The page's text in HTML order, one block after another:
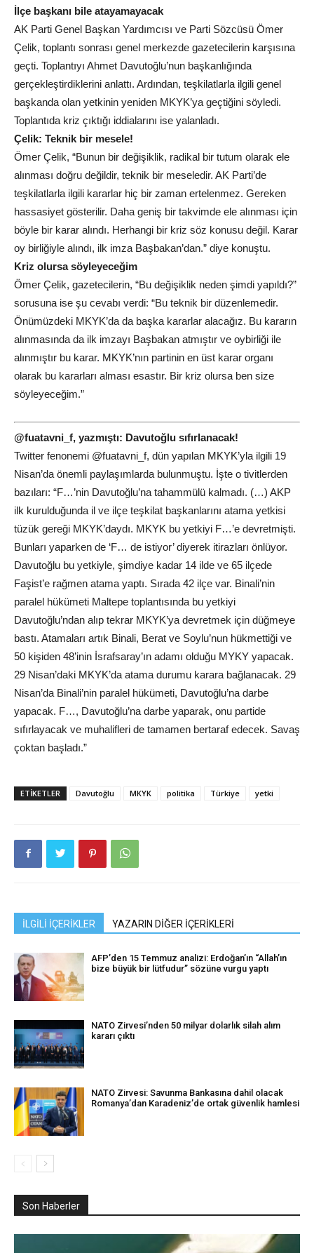
İlçe başkanı bile atayamayacak
AK Parti Genel Başkan Yardımcısı ve Parti Sözcüsü Ömer
Çelik, toplantı sonrası genel merkezde gazetecilerin karşısına
geçti. Toplantıyı Ahmet Davutoğlu’nun başkanlığında
gerçekleştirdiklerini anlattı. Ardından, teşkilatlarla ilgili genel
başkanda olan yetkinin yeniden MKYK’ya geçtiğini söyledi.
Toplantıda kriz çıktığı iddialarını ise yalanladı.
Çelik: Teknik bir mesele!
Ömer Çelik, “Bunun bir değişiklik, radikal bir tutum olarak ele
alınması doğru değildir, teknik bir meseledir. AK Parti’de
teşkilatlarla ilgili kararlar hiç bir zaman ertelenmez. Gereken
hassasiyet gösterilir. Daha geniş bir takvimde ele alınması için
böyle bir karar alındı. Herhangi bir kriz söz konusu değil. Karar
oy birliğiyle alındı, ilk imza Başbakan’dan.” diye konuştu.
Kriz olursa söyleyeceğim
Ömer Çelik, gazetecilerin, “Bu değişiklik neden şimdi yapıldı?”
sorusuna ise şu cevabı verdi: “Bu teknik bir düzenlemedir.
Önümüzdeki MKYK’da da başka kararlar alacağız. Bu kararın
alınmasında da ilk imzayı Başbakan atmıştır ve oybirliği ile
alınmıştır bu karar. MKYK’nın partinin en üst karar organı
olarak bu kararları alması esastır. Bir kriz olursa ben size
söyleyeceğim.”
@fuatavni_f, yazmıştı: Davutoğlu sıfırlanacak!
Twitter fenonemi @fuatavni_f, dün yapılan MKYK’yla ilgili 19
Nisan’da önemli paylaşımlarda bulunmuştu. İşte o tivitlerden
bazıları: “F…’nin Davutoğlu’na tahammülü kalmadı. (…) AKP
ilk kurulduğunda il ve ilçe teşkilat başkanlarını atama yetkisi
tüzük gereği MKYK’daydı. MKYK bu yetkiyi F…’e devretmişti.
Bunları yaparken de ‘F… de istiyor’ diyerek itirazları önlüyor.
Davutoğlu bu yetkiyle, şimdiye kadar 14 ilde ve 65 ilçede
Faşist’e rağmen atama yaptı. Sırada 42 ilçe var. Binali’nin
paralel hükümeti Maltepe toplantısında bu yetkiyi
Davutoğlu’ndan alıp tekrar MKYK’ya devretmek için düğmeye
bastı. Atamaları artık Binali, Berat ve Soylu’nun hükmettiği ve
50 kişiden 48’inin İsrafsaray’ın adamı olduğu MYKY yapacak.
29 Nisan’daki MKYK’da atama durumu karara bağlanacak. 29
Nisan’da Binali’nin paralel hükümeti, Davutoğlu’na darbe
yapacak. F…, Davutoğlu’na darbe yaparak, onu partide
sıfırlayacak ve muhalifleri de tamamen bertaraf edecek. Savaş
çoktan başladı.”
ETIKETLER Davutoğlu MKYK politika Türkiye yetki
İLGİLİ İÇERİKLER YAZARIN DİĞER İÇERİKLERİ
AFP’den 15 Temmuz analizi: Erdoğan’ın “Allah’ın
bize büyük bir lütfudur” sözüne vurgu yaptı
NATO Zirvesi’nden 50 milyar dolarlık silah alım
kararı çıktı
NATO Zirvesi: Savunma Bankasına dahil olacak
Romanya’dan Karadeniz’de ortak güvenlik hamlesi
Son Haberler